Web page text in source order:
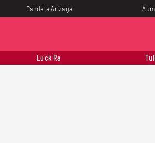
Candela Arizaga
Luck Ra